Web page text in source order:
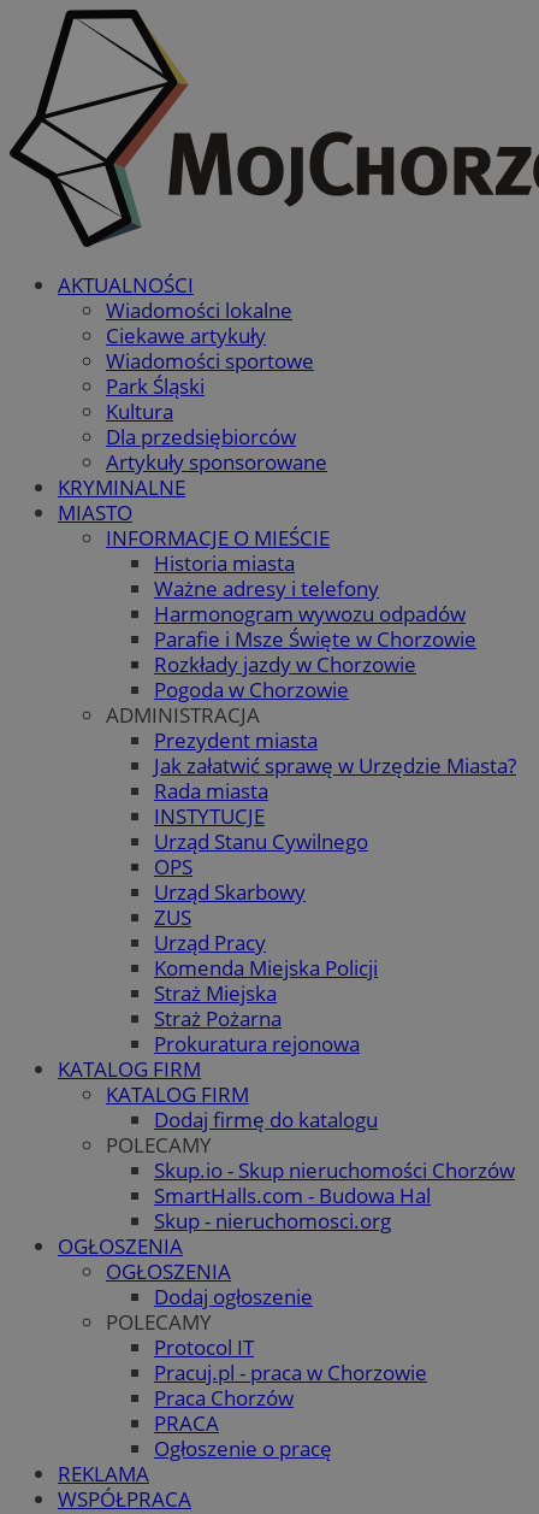
AKTUALNOŚCI
Wiadomości lokalne
Ciekawe artykuły
Wiadomości sportowe
Park Śląski
Kultura
Dla przedsiębiorców
Artykuły sponsorowane
KRYMINALNE
MIASTO
INFORMACJE O MIEŚCIE
Historia miasta
Ważne adresy i telefony
Harmonogram wywozu odpadów
Parafie i Msze Święte w Chorzowie
Rozkłady jazdy w Chorzowie
Pogoda w Chorzowie
ADMINISTRACJA
Prezydent miasta
Jak załatwić sprawę w Urzędzie Miasta?
Rada miasta
INSTYTUCJE
Urząd Stanu Cywilnego
OPS
Urząd Skarbowy
ZUS
Urząd Pracy
Komenda Miejska Policji
Straż Miejska
Straż Pożarna
Prokuratura rejonowa
KATALOG FIRM
KATALOG FIRM
Dodaj firmę do katalogu
POLECAMY
Skup.io - Skup nieruchomości Chorzów
SmartHalls.com - Budowa Hal
Skup - nieruchomosci.org
OGŁOSZENIA
OGŁOSZENIA
Dodaj ogłoszenie
POLECAMY
Protocol IT
Pracuj.pl - praca w Chorzowie
Praca Chorzów
PRACA
Ogłoszenie o pracę
REKLAMA
WSPÓŁPRACA